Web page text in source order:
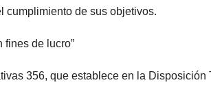
cumplimiento de sus objetivos.
fines de lucro”
356, que establece en la Disposición